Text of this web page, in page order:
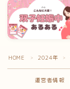
HOME ＞ 2024年 ＞
運営者情報